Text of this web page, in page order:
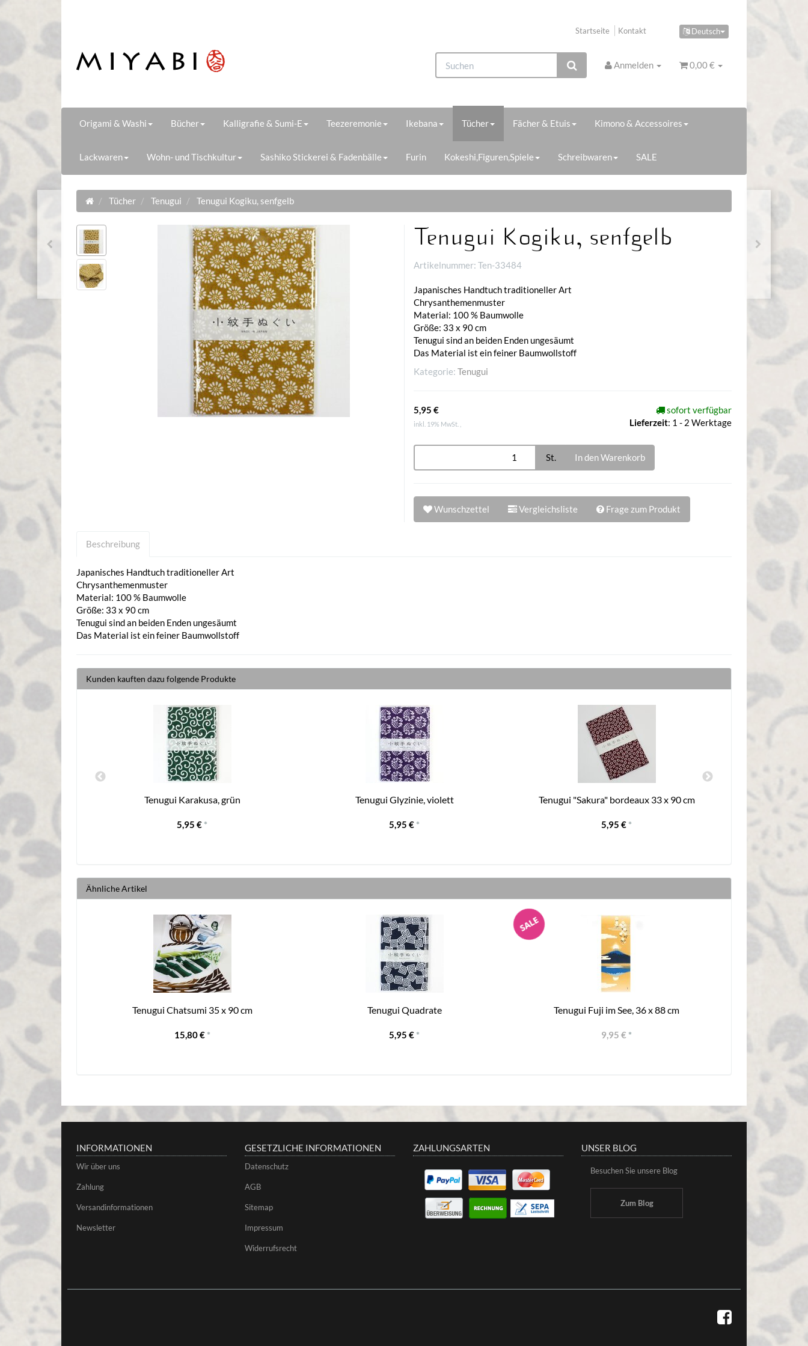
Deutsch
Startseite Kontakt
Anmelden 0,00 €
Origami & Washi Bücher Kalligrafie & Sumi-E Teezeremonie Ikebana Tücher Fächer & Etuis Kimono & Accessoires
Lackwaren Wohn- und Tischkultur Sashiko Stickerei & Fadenbälle Furin Kokeshi,Figuren,Spiele Schreibwaren SALE
Tücher Tenugui Tenugui Kogiku, senfgelb
Tenugui Kogiku, senfgelb
Artikelnummer: Ten-33484
Japanisches Handtuch traditioneller Art
Chrysanthemenmuster
Material: 100 % Baumwolle
Größe: 33 x 90 cm
Tenugui sind an beiden Enden ungesäumt
Das Material ist ein feiner Baumwollstoff
Kategorie: Tenugui
5,95 €
inkl. 19% MwSt. ,
sofort verfügbar
Lieferzeit: 1 - 2 Werktage
St. In den Warenkorb
Wunschzettel Vergleichsliste Frage zum Produkt
Beschreibung
Japanisches Handtuch traditioneller Art
Chrysanthemenmuster
Material: 100 % Baumwolle
Größe: 33 x 90 cm
Tenugui sind an beiden Enden ungesäumt
Das Material ist ein feiner Baumwollstoff
Kunden kauften dazu folgende Produkte
blau Tenugui Karakusa, grün
5,95 € *
Tenugui Glyzinie, violett
5,95 € *
Tenugui "Sakura" bordeaux 33 x 90 cm
5,95 € *
Ähnliche Artikel
Tenugui Chatsumi 35 x 90 cm
15,80 € *
Tenugui Quadrate
5,95 € *
Tenugui Fuji im See, 36 x 88 cm
9,95 € *
INFORMATIONEN
Wir über uns
Zahlung
Versandinformationen
Newsletter
GESETZLICHE INFORMATIONEN
Datenschutz
AGB
Sitemap
Impressum
Widerrufsrecht
ZAHLUNGSARTEN UNSER BLOG
Besuchen Sie unsere Blog
Zum Blog